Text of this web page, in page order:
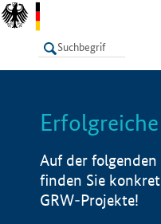
LISTE
Auf der
finden Sie
GRW-Projekte!